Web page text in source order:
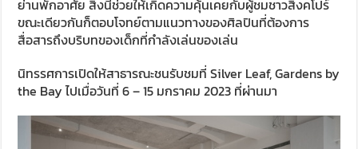
ย่านพักอาศัย สิ่งนี้ช่วยให้เกิดความคุ้นเคยกับผู้ชมชาวสิงคโปร์
ขณะเดียวกันก็ตอบโจทย์ตามแนวทางของศิลปินที่ต้องการ
สื่อสารถึงบริบทของเด็กที่กำลังเล่นของเล่น
นิทรรศการเปิดให้สาธารณะชนรับชมที่ Silver Leaf, Gardens by
the Bay ไปเมื่อวันที่ 6 – 15 มกราคม 2023 ที่ผ่านมา